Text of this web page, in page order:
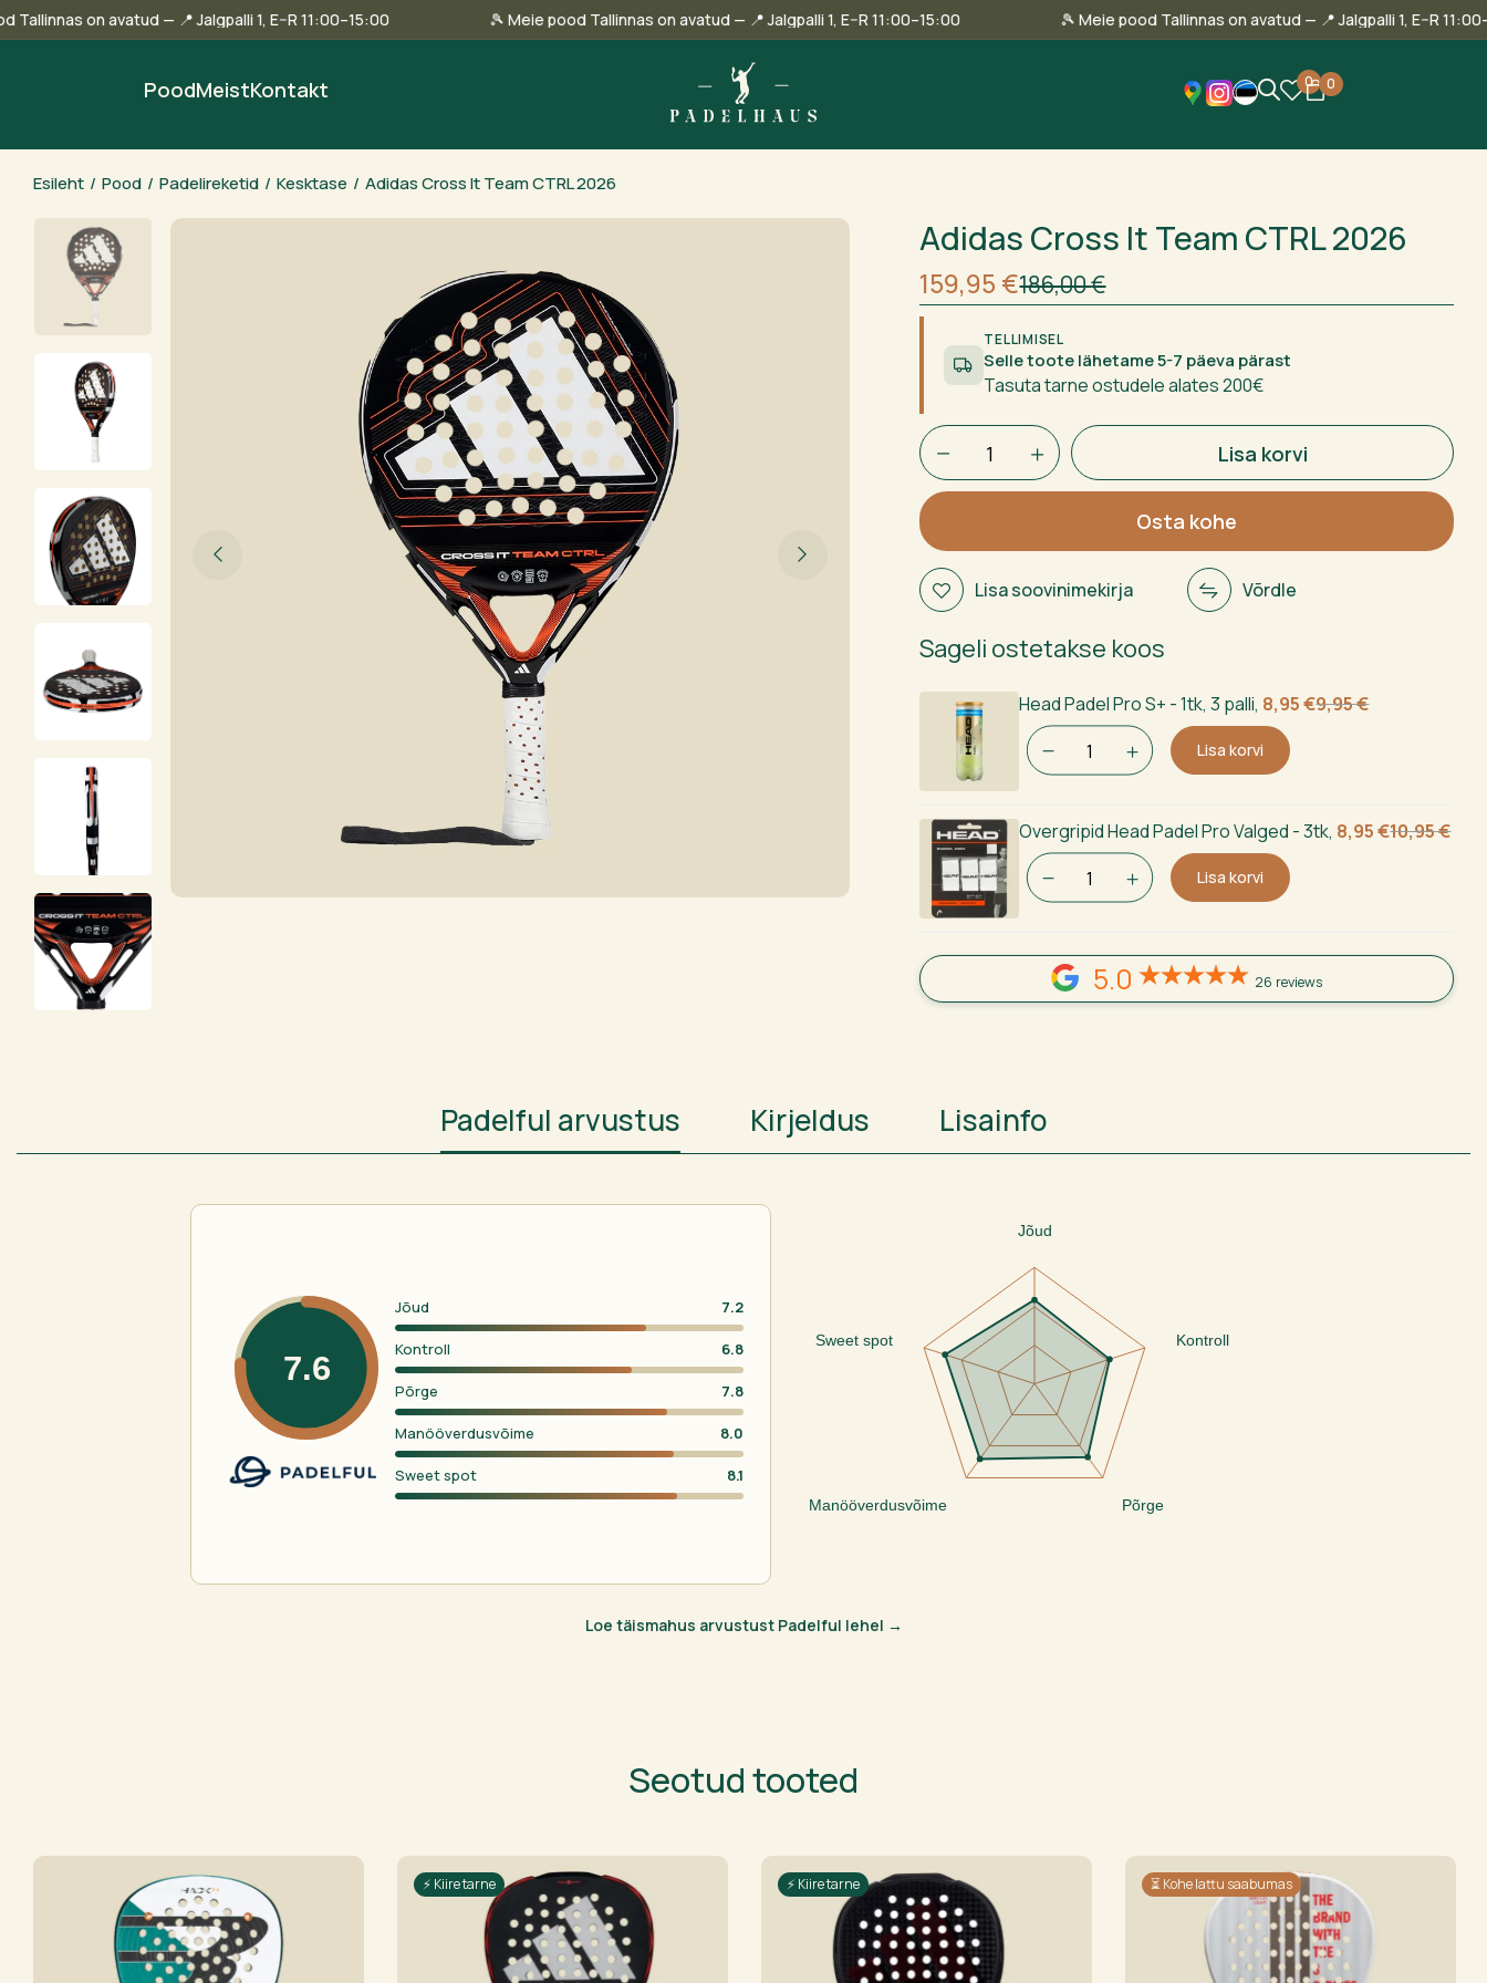
pood Tallinnas on avatud — 📍 Jalgpalli 1, E–R 11:00–15:00 🎾 Meie pood Tallinnas on avatud — 📍 Jalgpalli 1, E–R 11:00–15:00 🎾 Meie pood Tallinnas on avatud — 📍 Jalgpalli 1,
PoodMeistKontakt 0 0
Esileht / Pood / Padelireketid / Kesktase / Adidas Cross It Team CTRL 2026
Adidas Cross It Team CTRL 2026
186,00€
Algne
hind
oli:186,00 €.
159,95 €
Current
price
is:159,95 €.TELLIMISEL
Selle toote lähetame 5-7 päeva pärast
Tasuta tarne ostudele alates 200€
Adidas
Cross
It
Team
CTRL
2026
kogus
Lisa korvi
Osta kohe
Lisa soovinimekirja Võrdle
Sageli ostetakse koos
Head Padel Pro S+ - 1tk, 3 palli, 9,95€
Algne
hind
oli:
9,95 €.
8,95€
Current
price
is:
8,95 €.
Lisa korvi
Overgripid Head Padel Pro Valged - 3tk, 10,95€
Algne
8,95€
Current
Lisa korvi
5.0 26 reviews
Padelful arvustus Kirjeldus Lisainfo
7.6
Jõud 7.2
Kontroll 6.8
Põrge 7.8
Manööverdusvõime 8.0
Sweet spot 8.1
Jõud
Kontroll
Põrge
Manööverdusvõime
Sweet spot
Loe täismahus arvustust Padelful lehel →
Seotud tooted
⚡ Kiire tarne ⚡ Kiire tarne ⏳ Kohe lattu saabumas